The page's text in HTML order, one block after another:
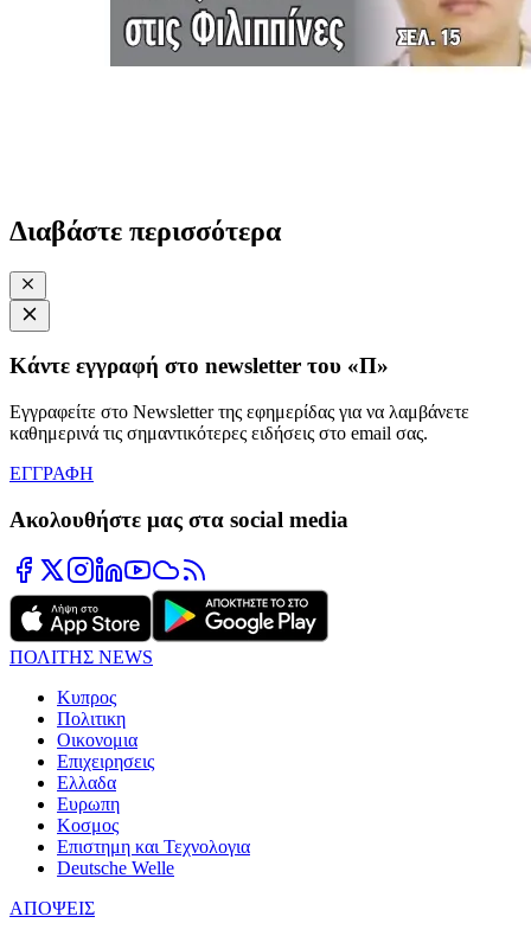
Διαβάστε περισσότερα
Κάντε εγγραφή στο newsletter του «Π»
Εγγραφείτε στο Newsletter της εφημερίδας για να λαμβάνετε
καθημερινά τις σημαντικότερες ειδήσεις στο email σας.
ΕΓΓΡΑΦΗ
Ακολουθήστε μας στα social media
ΠΟΛΙΤΗΣ NEWS
Κυπρος
Πολιτικη
Οικονομια
Επιχειρησεις
Ελλαδα
Ευρωπη
Κοσμος
Επιστημη και Τεχνολογια
Deutsche Welle
ΑΠΟΨΕΙΣ